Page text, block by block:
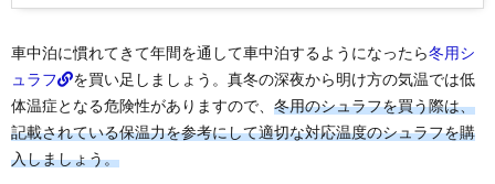
車中泊に慣れてきて年間を通して車中泊するようになったら冬用シ
ュラフ
を買い足しましょう。真冬の深夜から明け方の気温では低
体温症となる危険性がありますので、 冬用のシュラフを買う際は、
記載されている保温力を参考にして適切な対応温度のシュラフを購
入しましょう。